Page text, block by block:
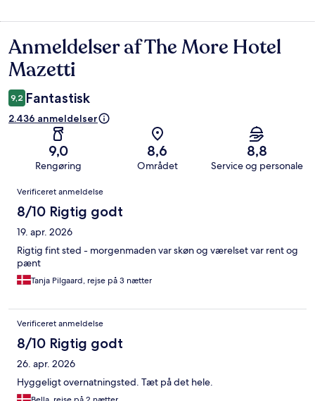
Anmeldelser
Anmeldelser af The More Hotel
Mazetti
9,2 Fantastisk
2.436 anmeldelser
9,0
Rengøring
8,6
Området
8,8
Service og personale
Anmeldelser
Verificeret anmeldelse
8/10 Rigtig godt
19. apr. 2026
Rigtig fint sted - morgenmaden var skøn og værelset var rent og
pænt
Tanja Pilgaard, rejse på 3 nætter
Verificeret anmeldelse
8/10 Rigtig godt
26. apr. 2026
Hyggeligt overnatningsted. Tæt på det hele.